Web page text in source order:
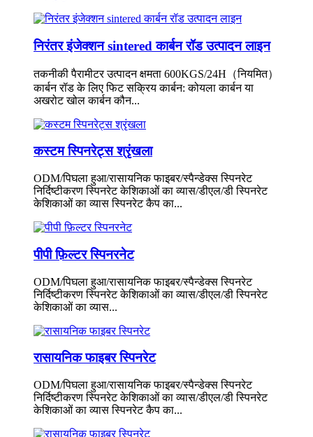
निरंतर इंजेक्शन sintered कार्बन रॉड उत्पादन लाइन
तकनीकी पैरामीटर उत्पादन क्षमता 600KGS/24H（नियमित）
कार्बन रॉड के लिए फिट सक्रिय कार्बन: कोयला कार्बन या
अखरोट खोल कार्बन कौन...
कस्टम स्पिनरेट्स श्रृंखला
ODM/पिघला हुआ/रासायनिक फाइबर/स्पैन्डेक्स स्पिनरेट
निर्दिष्टीकरण स्पिनरेट केशिकाओं का व्यास/डीएल/डी स्पिनरेट
केशिकाओं का व्यास स्पिनरेट कैप का...
पीपी फ़िल्टर स्पिनरनेट
ODM/पिघला हुआ/रासायनिक फाइबर/स्पैन्डेक्स स्पिनरेट
निर्दिष्टीकरण स्पिनरेट केशिकाओं का व्यास/डीएल/डी स्पिनरेट
केशिकाओं का व्यास...
रासायनिक फाइबर स्पिनरेट
ODM/पिघला हुआ/रासायनिक फाइबर/स्पैन्डेक्स स्पिनरेट
निर्दिष्टीकरण स्पिनरेट केशिकाओं का व्यास/डीएल/डी स्पिनरेट
केशिकाओं का व्यास स्पिनरेट कैप का...